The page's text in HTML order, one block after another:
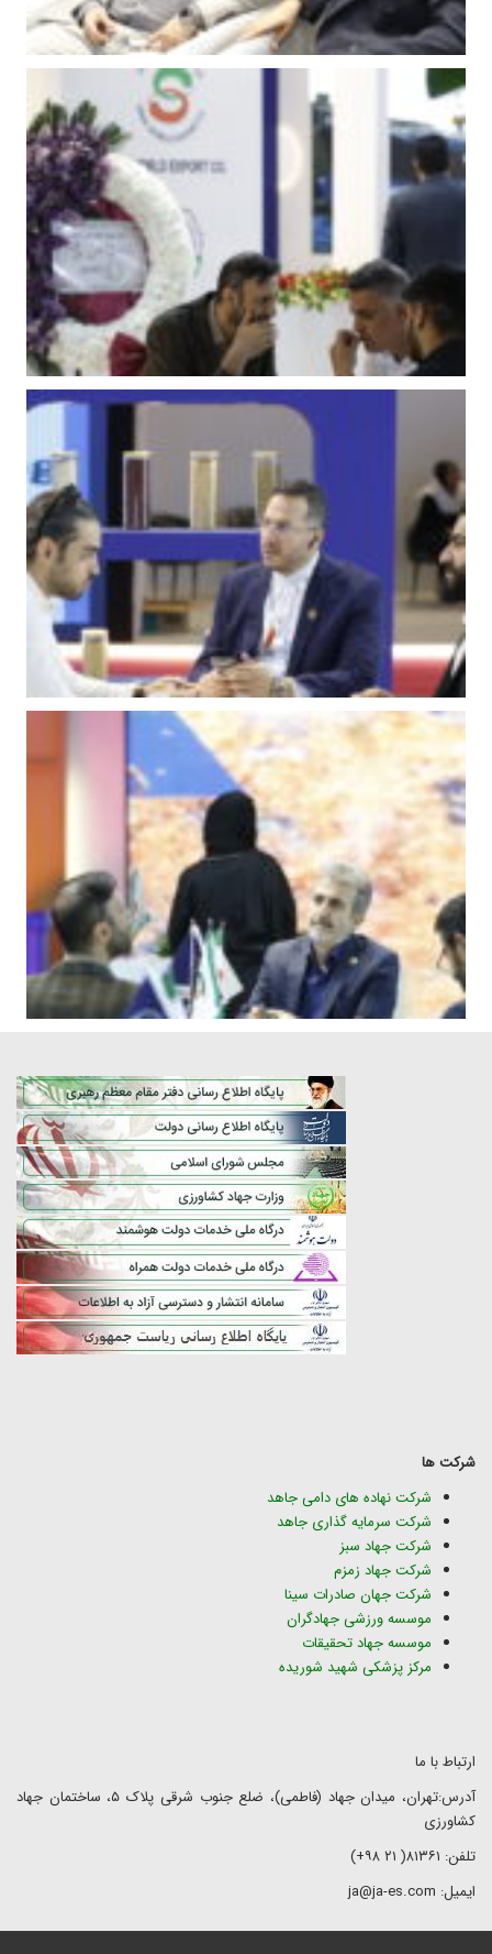
شرکت ها
شرکت نهاده های دامی جاهد
شرکت سرمایه گذاری جاهد
شرکت جهاد سبز
شرکت جهاد زمزم
شرکت جهان صادرات سینا
موسسه ورزشی جهادگران
موسسه جهاد تحقیقات
مرکز پزشکی شهید شوریده
ارتباط با ما
آدرس:تهران، میدان جهاد (فاطمی)، ضلع جنوب شرقی پلاک ۵، ساختمان جهاد
کشاورزی
تلفن: ۸۱۳۶۱( ۲۱ ۹۸+)
ایمیل: ja@ja-es.com